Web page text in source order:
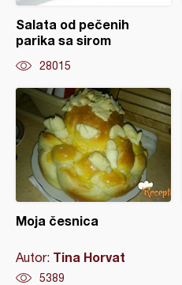
Salata od pečenih
parika sa sirom
28015
Moja česnica
Autor: Tina Horvat
5389